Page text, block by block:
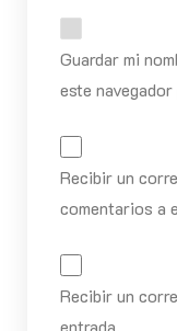
Guardar mi
este
Recibir un
comentarios a
Recibir un
entrada.